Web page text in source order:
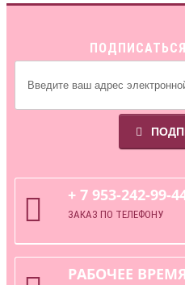
+ 7 953-242-99-
ЗАКАЗ ПО ТЕЛЕФОНУ
РАБОЧЕЕ